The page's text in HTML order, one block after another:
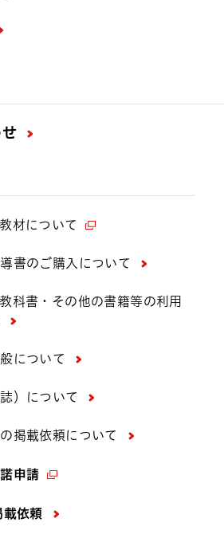
材について
書のご購入について
科書・その他の書籍等の利用
について
）について
掲載依頼について
申請
依頼